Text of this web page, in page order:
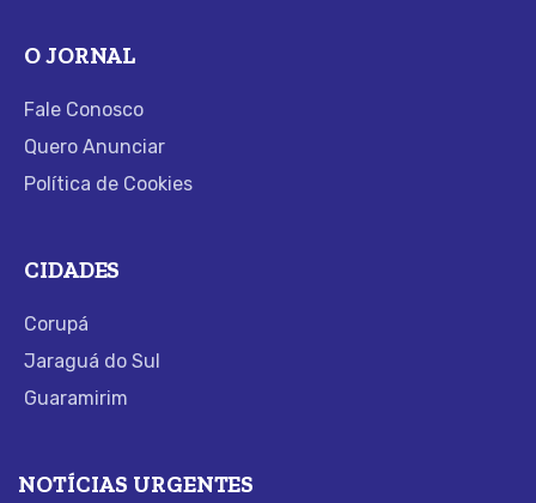
O JORNAL
Fale Conosco
Quero Anunciar
Política de Cookies
CIDADES
Corupá
Jaraguá do Sul
Guaramirim
NOTÍCIAS URGENTES